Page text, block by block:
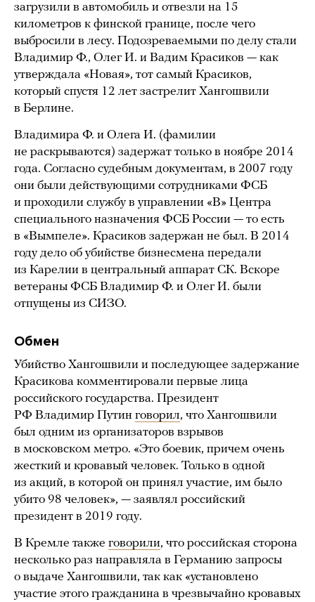
загрузили в автомобиль и отвезли на 15
километров к финской границе, после чего
выбросили в лесу. Подозреваемыми по делу стали
Владимир Ф., Олег И. и Вадим Красиков — как
утверждала «Новая», тот самый Красиков,
который спустя 12 лет застрелит Хангошвили
в Берлине.
Владимира Ф. и Олега И. (фамилии
не раскрываются) задержат только в ноябре 2014
года. Согласно судебным документам, в 2007 году
они были действующими сотрудниками ФСБ
и проходили службу в управлении «В» Центра
специального назначения ФСБ России — то есть
в «Вымпеле». Красиков задержан не был. В 2014
году дело об убийстве бизнесмена передали
из Карелии в центральный аппарат СК. Вскоре
ветераны ФСБ Владимир Ф. и Олег И. были
отпущены из СИЗО.
Обмен
Убийство Хангошвили и последующее задержание
Красикова комментировали первые лица
российского государства. Президент
РФ Владимир Путин говорил, что Хангошвили
был одним из организаторов взрывов
в московском метро. «Это боевик, причем очень
жесткий и кровавый человек. Только в одной
из акций, в которой он принял участие, им было
убито 98 человек», — заявлял российский
президент в 2019 году.
В Кремле также говорили, что российская сторона
несколько раз направляла в Германию запросы
о выдаче Хангошвили, так как «установлено
участие этого гражданина в чрезвычайно кровавых